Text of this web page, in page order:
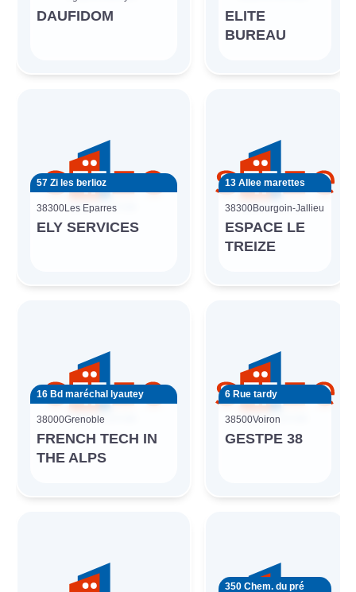
DAUFIDOM
ELITE
BUREAU
57 Zi les berlioz
38300Les Eparres
ELY SERVICES
13 Allee marettes
38300Bourgoin-Jallieu
ESPACE LE
TREIZE
16 Bd maréchal lyautey
38000Grenoble
FRENCH TECH IN
THE ALPS
6 Rue tardy
38500Voiron
GESTPE 38
350 Chem. du pré